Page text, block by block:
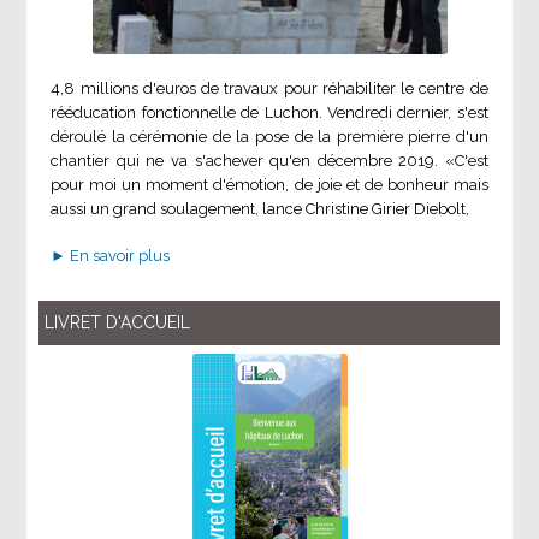
4,8 millions d'euros de travaux pour réhabiliter le centre de
rééducation fonctionnelle de Luchon. Vendredi dernier, s'est
déroulé la cérémonie de la pose de la première pierre d'un
chantier qui ne va s'achever qu'en décembre 2019. «C'est
pour moi un moment d'émotion, de joie et de bonheur mais
aussi un grand soulagement, lance Christine Girier Diebolt,
► En savoir plus
LIVRET D'ACCUEIL